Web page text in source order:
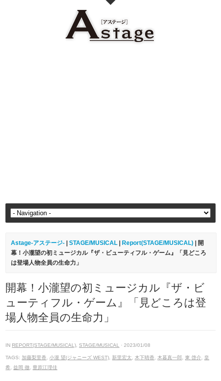
Astage-アステージ- |STAGE/MUSICAL Report(STAGE/MUSICAL) | 開
幕！小瀧望の初ミュージカル『ザ・ビューティフル・ゲーム』「見どころ
は登場人物全員の生命力」
開幕！小瀧望の初ミュージカル『ザ・ビ
ューティフル・ゲーム』「見どころは登
場人物全員の生命力」
IN REPORT(STAGE/MUSICAL) ,STAGE/MUSICAL · 2023/01/08
TAGS: 加藤梨里香 ,小瀧 望(ジャニーズ WEST) 新里宏太 木下晴香 木暮真一郎 ,東 啓介
皇
希 ,益岡 徹 豊原江理佳